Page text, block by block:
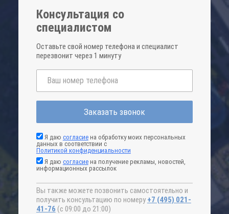
Консультация со
специалистом
Оставьте свой номер телефона и специалист
перезвонит через 1 минуту
Заказать звонок
Я даю согласиена обработку моих персональных
данных в соответствии с
Политикой конфиденциальности
Я даю согласиена получение рекламы, новостей,
информационных рассылок
Вы также можете позвонить самостоятельно и
получить консультацию по номеру +7 (495) 021-
41-76 (с 09:00 до 21:00)